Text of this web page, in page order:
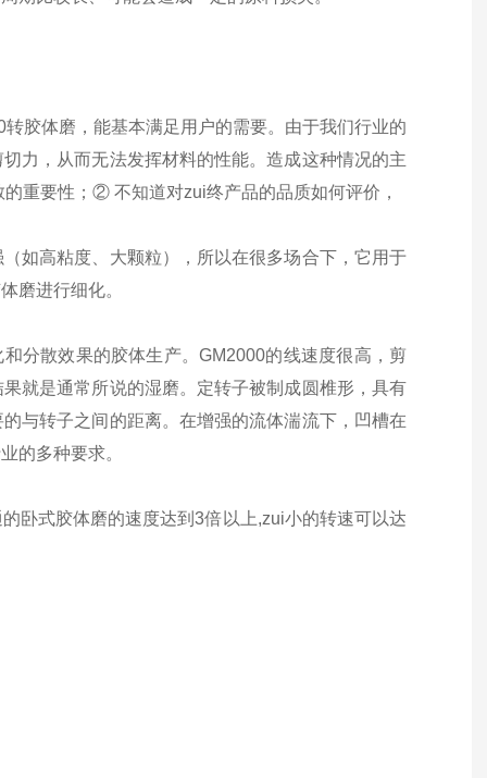
胶体磨，能基本满足用户的需要。由于我们行业的
力，从而无法发挥材料的性能。造成这种情况的主
的重要性；② 不知道对zui终产品的品质如何评价，
如高粘度、大颗粒），所以在很多场合下，它用于
磨进行细化。
分散效果的胶体生产。GM2000的线速度很高，剪
就是通常所说的湿磨。定转子被制成圆椎形，具有
与转子之间的距离。在增强的流体湍流下，凹槽在
的多种要求。
卧式胶体磨的速度达到3倍以上,zui小的转速可以达